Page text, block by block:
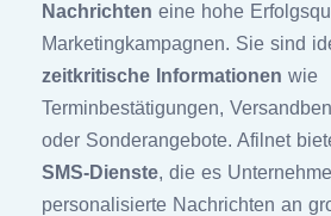
Nachrichten eine hohe
Marketingkampagnen. Sie sind
zeitkritische Informationen wie
Terminbestätigungen,
oder Sonderangebote. Afilnet
SMS-Dienste, die es
personalisierte Nachrichten an